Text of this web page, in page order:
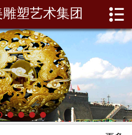
网站首页
最新动态
工程案例
雕塑泥模
塑艺术集团